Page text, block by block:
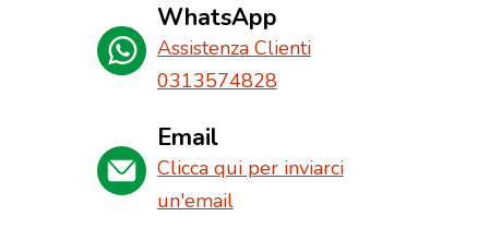
WhatsApp
Assistenza Clienti
0313574828
Email
Clicca qui per inviarci
un'email